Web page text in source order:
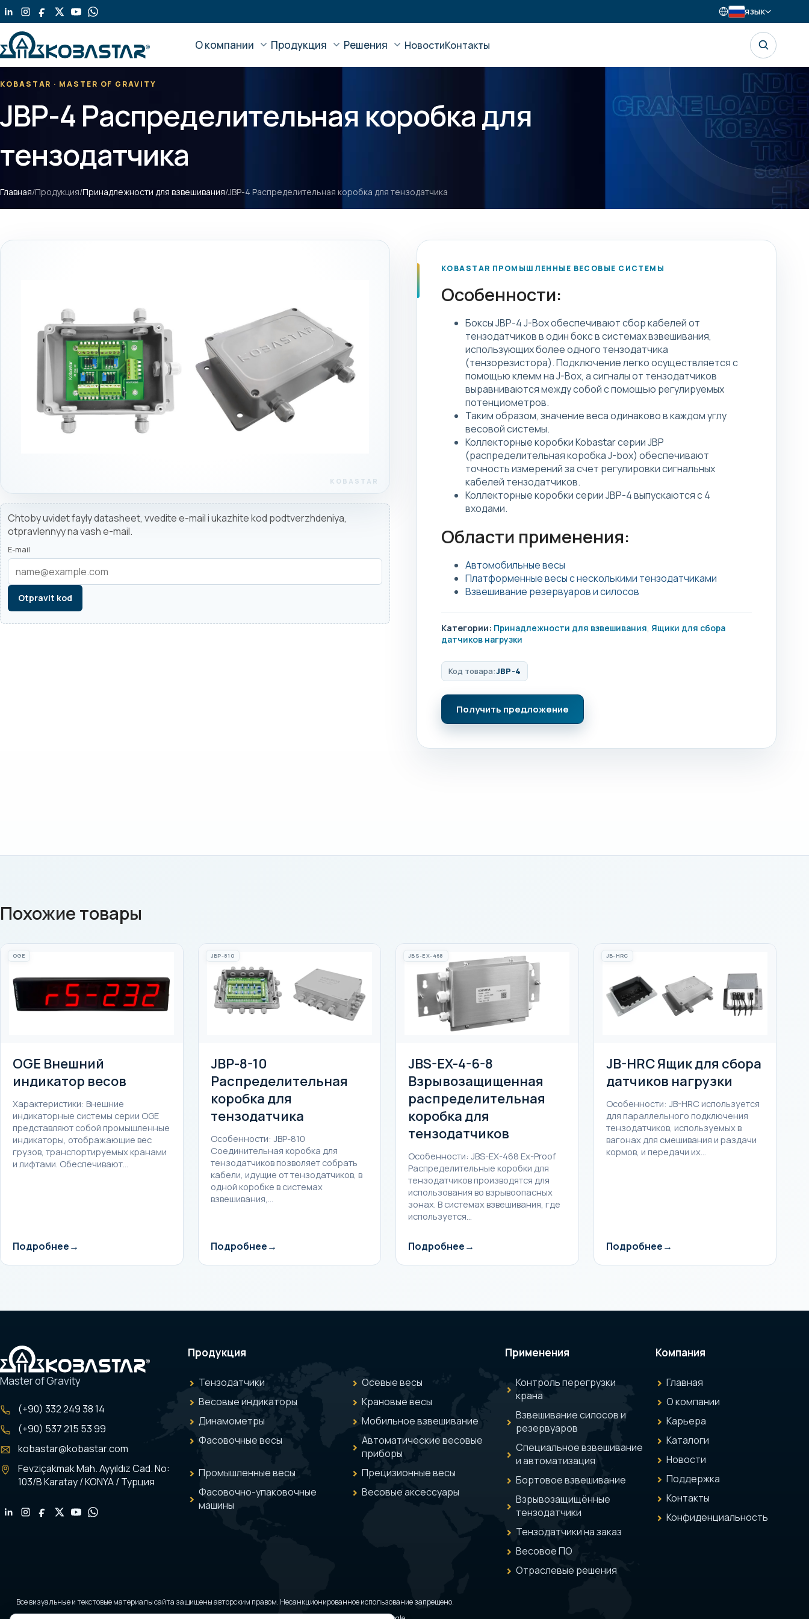
Перейти
содержанию
ЯЗЫК
О компании Продукция Решения НовостиКонтакты
KOBASTAR · MASTER OF GRAVITY
JBP-4 Распределительная коробка для
тензодатчика
Главная/Продукция/Принадлежности для взвешивания/JBP-4 Распределительная коробка для тензодатчика
Chtoby uvidet fayly datasheet, vvedite e-mail i ukazhite kod podtverzhdeniya,
otpravlennyy na vash e-mail.
E-mail
Otpravit kod
KOBASTAR ПРОМЫШЛЕННЫЕ ВЕСОВЫЕ СИСТЕМЫ
Особенности:
Боксы JBP-4 J-Box обеспечивают сбор кабелей от
тензодатчиков в один бокс в системах взвешивания,
использующих более одного тензодатчика
(тензорезистора). Подключение легко осуществляется с
помощью клемм на J-Box, а сигналы от тензодатчиков
выравниваются между собой с помощью регулируемых
потенциометров.
Таким образом, значение веса одинаково в каждом углу
весовой системы.
Коллекторные коробки Kobastar серии JBP
(распределительная коробка J-box) обеспечивают
точность измерений за счет регулировки сигнальных
кабелей тензодатчиков.
Коллекторные коробки серии JBP-4 выпускаются с 4
входами.
Области применения:
Автомобильные весы
Платформенные весы с несколькими тензодатчиками
Взвешивание резервуаров и силосов
Категории: Принадлежности для взвешивания, Ящики для сбора
датчиков нагрузки
Код товара:JBP-4
Получить предложение
Похожие товары
OGE
OGE Внешний
индикатор весов
Характеристики: Внешние
индикаторные системы серии OGE
представляют собой промышленные
индикаторы, отображающие вес
грузов, транспортируемых кранами
и лифтами. Обеспечивают…
Подробнее
JBP-810
JBP-8-10
Распределительная
коробка для
тензодатчика
Особенности: JBP-810
Соединительная коробка для
тензодатчиков позволяет собрать
кабели, идущие от тензодатчиков, в
одной коробке в системах
взвешивания,…
Подробнее
JBS-EX-468
JBS-EX-4-6-8
Взрывозащищенная
распределительная
коробка для
тензодатчиков
Особенности: JBS-EX-468 Ex-Proof
Распределительные коробки для
тензодатчиков производятся для
использования во взрывоопасных
зонах. В системах взвешивания, где
используется…
Подробнее
JB-HRC
JB-HRC Ящик для сбора
датчиков нагрузки
Особенности: JB-HRC используется
для параллельного подключения
тензодатчиков, используемых в
вагонах для смешивания и раздачи
кормов, и передачи их…
Подробнее
Master of Gravity
(+90) 332 249 38 14
(+90) 537 215 53 99
kobastar@kobastar.com
Fevziçakmak Mah. Ayyıldız Cad. No:
103/B Karatay / KONYA / Турция
Продукция
Тензодатчики
Весовые индикаторы
Динамометры
Фасовочные весы
Промышленные весы
Фасовочно-упаковочные
машины
Осевые весы
Крановые весы
Мобильное взвешивание
Автоматические весовые
приборы
Прецизионные весы
Весовые аксессуары
Применения
Контроль перегрузки
крана
Взвешивание силосов и
резервуаров
Специальное взвешивание
и автоматизация
Бортовое взвешивание
Взрывозащищённые
тензодатчики
Тензодатчики на заказ
Весовое ПО
Отраслевые решения
Компания
Главная
О компании
Карьера
Каталоги
Новости
Поддержка
Контакты
Конфиденциальность
Все визуальные и текстовые материалы сайта защищены авторским правом. Несанкционированное использование запрещено.